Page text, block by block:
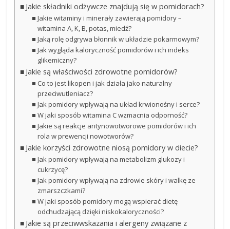
Jakie składniki odżywcze znajdują się w pomidorach?
Jakie witaminy i minerały zawierają pomidory –
witamina A, K, B, potas, miedź?
Jaką rolę odgrywa błonnik w układzie pokarmowym?
Jak wygląda kaloryczność pomidorów i ich indeks
glikemiczny?
Jakie są właściwości zdrowotne pomidorów?
Co to jest likopen i jak działa jako naturalny
przeciwutleniacz?
Jak pomidory wpływają na układ krwionośny i serce?
W jaki sposób witamina C wzmacnia odporność?
Jakie są reakcje antynowotworowe pomidorów i ich
rola w prewencji nowotworów?
Jakie korzyści zdrowotne niosą pomidory w diecie?
Jak pomidory wpływają na metabolizm glukozy i
cukrzycę?
Jak pomidory wpływają na zdrowie skóry i walkę ze
zmarszczkami?
W jaki sposób pomidory mogą wspierać dietę
odchudzającą dzięki niskokaloryczności?
Jakie są przeciwwskazania i alergeny związane z